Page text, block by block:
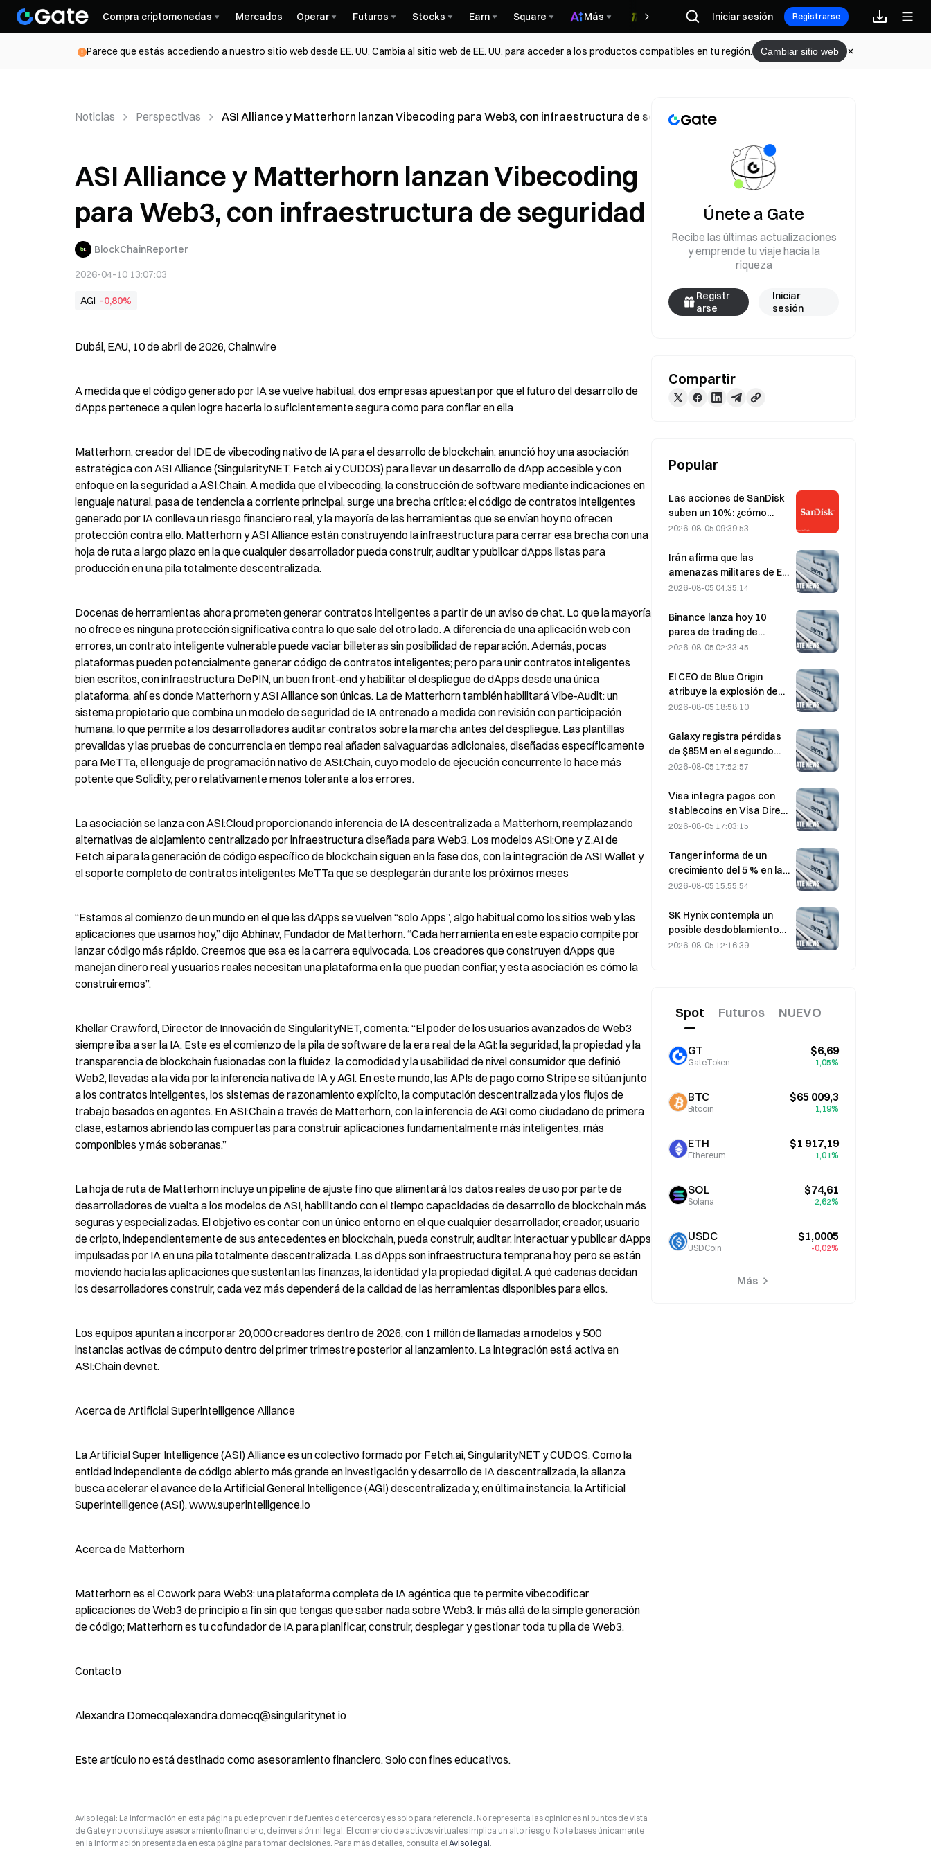
Compra criptomonedas Mercados Operar Futuros Stocks Earn Square Más Recompensas
Iniciar sesión Registrarse
Parece que estás accediendo a nuestro sitio web desde EE. UU. Cambia al sitio web de EE. UU. para acceder a los productos compatibles en tu región. Cambiar sitio web
Noticias Perspectivas ASI Alliance y Matterhorn lanzan Vibecoding para Web3, con infraestructura de seguridad
ASI Alliance y Matterhorn lanzan Vibecoding
para Web3, con infraestructura de seguridad
BlockChainReporter
2026-04-10 13:07:03
AGI -0,80%
Dubái, EAU, 10 de abril de 2026, Chainwire
A medida que el código generado por IA se vuelve habitual, dos empresas apuestan por que el futuro del desarrollo de
dApps pertenece a quien logre hacerla lo suficientemente segura como para confiar en ella
Matterhorn, creador del IDE de vibecoding nativo de IA para el desarrollo de blockchain, anunció hoy una asociación
estratégica con ASI Alliance (SingularityNET, Fetch.ai y CUDOS) para llevar un desarrollo de dApp accesible y con
enfoque en la seguridad a ASI:Chain. A medida que el vibecoding, la construcción de software mediante indicaciones en
lenguaje natural, pasa de tendencia a corriente principal, surge una brecha crítica: el código de contratos inteligentes
generado por IA conlleva un riesgo financiero real, y la mayoría de las herramientas que se envían hoy no ofrecen
protección contra ello. Matterhorn y ASI Alliance están construyendo la infraestructura para cerrar esa brecha con una
hoja de ruta a largo plazo en la que cualquier desarrollador pueda construir, auditar y publicar dApps listas para
producción en una pila totalmente descentralizada.
Docenas de herramientas ahora prometen generar contratos inteligentes a partir de un aviso de chat. Lo que la mayoría
no ofrece es ninguna protección significativa contra lo que sale del otro lado. A diferencia de una aplicación web con
errores, un contrato inteligente vulnerable puede vaciar billeteras sin posibilidad de reparación. Además, pocas
plataformas pueden potencialmente generar código de contratos inteligentes; pero para unir contratos inteligentes
bien escritos, con infraestructura DePIN, un buen front-end y habilitar el despliegue de dApps desde una única
plataforma, ahí es donde Matterhorn y ASI Alliance son únicas. La de Matterhorn también habilitará Vibe-Audit: un
sistema propietario que combina un modelo de seguridad de IA entrenado a medida con revisión con participación
humana, lo que permite a los desarrolladores auditar contratos sobre la marcha antes del despliegue. Las plantillas
prevalidas y las pruebas de concurrencia en tiempo real añaden salvaguardas adicionales, diseñadas específicamente
para MeTTa, el lenguaje de programación nativo de ASI:Chain, cuyo modelo de ejecución concurrente lo hace más
potente que Solidity, pero relativamente menos tolerante a los errores.
La asociación se lanza con ASI:Cloud proporcionando inferencia de IA descentralizada a Matterhorn, reemplazando
alternativas de alojamiento centralizado por infraestructura diseñada para Web3. Los modelos ASI:One y Z.AI de
Fetch.ai para la generación de código específico de blockchain siguen en la fase dos, con la integración de ASI Wallet y
el soporte completo de contratos inteligentes MeTTa que se desplegarán durante los próximos meses
“Estamos al comienzo de un mundo en el que las dApps se vuelven “solo Apps”, algo habitual como los sitios web y las
aplicaciones que usamos hoy,” dijo Abhinav, Fundador de Matterhorn. “Cada herramienta en este espacio compite por
lanzar código más rápido. Creemos que esa es la carrera equivocada. Los creadores que construyen dApps que
manejan dinero real y usuarios reales necesitan una plataforma en la que puedan confiar, y esta asociación es cómo la
construiremos”.
Khellar Crawford, Director de Innovación de SingularityNET, comenta: “El poder de los usuarios avanzados de Web3
siempre iba a ser la IA. Este es el comienzo de la pila de software de la era real de la AGI: la seguridad, la propiedad y la
transparencia de blockchain fusionadas con la fluidez, la comodidad y la usabilidad de nivel consumidor que definió
Web2, llevadas a la vida por la inferencia nativa de IA y AGI. En este mundo, las APIs de pago como Stripe se sitúan junto
a los contratos inteligentes, los sistemas de razonamiento explícito, la computación descentralizada y los flujos de
trabajo basados en agentes. En ASI:Chain a través de Matterhorn, con la inferencia de AGI como ciudadano de primera
clase, estamos abriendo las compuertas para construir aplicaciones fundamentalmente más inteligentes, más
componibles y más soberanas.”
La hoja de ruta de Matterhorn incluye un pipeline de ajuste fino que alimentará los datos reales de uso por parte de
desarrolladores de vuelta a los modelos de ASI, habilitando con el tiempo capacidades de desarrollo de blockchain más
seguras y especializadas. El objetivo es contar con un único entorno en el que cualquier desarrollador, creador, usuario
de cripto, independientemente de sus antecedentes en blockchain, pueda construir, auditar, interactuar y publicar dApps
impulsadas por IA en una pila totalmente descentralizada. Las dApps son infraestructura temprana hoy, pero se están
moviendo hacia las aplicaciones que sustentan las finanzas, la identidad y la propiedad digital. A qué cadenas decidan
los desarrolladores construir, cada vez más dependerá de la calidad de las herramientas disponibles para ellos.
Los equipos apuntan a incorporar 20,000 creadores dentro de 2026, con 1 millón de llamadas a modelos y 500
instancias activas de cómputo dentro del primer trimestre posterior al lanzamiento. La integración está activa en
ASI:Chain devnet.
Acerca de Artificial Superintelligence Alliance
La Artificial Super Intelligence (ASI) Alliance es un colectivo formado por Fetch.ai, SingularityNET y CUDOS. Como la
entidad independiente de código abierto más grande en investigación y desarrollo de IA descentralizada, la alianza
busca acelerar el avance de la Artificial General Intelligence (AGI) descentralizada y, en última instancia, la Artificial
Superintelligence (ASI). www.superintelligence.io
Acerca de Matterhorn
Matterhorn es el Cowork para Web3: una plataforma completa de IA agéntica que te permite vibecodificar
aplicaciones de Web3 de principio a fin sin que tengas que saber nada sobre Web3. Ir más allá de la simple generación
de código; Matterhorn es tu cofundador de IA para planificar, construir, desplegar y gestionar toda tu pila de Web3.
Contacto
Alexandra Domecqalexandra.domecq@singularitynet.io
Este artículo no está destinado como asesoramiento financiero. Solo con fines educativos.
Aviso legal: La información en esta página puede provenir de fuentes de terceros y es solo para referencia. No representa las opiniones ni puntos de vista
de Gate y no constituye asesoramiento financiero, de inversión ni legal. El comercio de activos virtuales implica un alto riesgo. No te bases únicamente
en la información presentada en esta página para tomar decisiones. Para más detalles, consulta el Aviso legal.
Únete a Gate
Recibe las últimas actualizaciones
y emprende tu viaje hacia la
riqueza
Registr
arse
Iniciar
sesión
Compartir
Popular
Las acciones de SanDisk
suben un 10%: ¿cómo
está iniciando HBF un
almacenamiento para la
IA y pueden los
resultados financieros
crecimiento?
2026-08-05 09:39:53
Irán afirma que las
amenazas militares de EE.
UU. retrasan el acuerdo
sobre el estrecho de
Ormuz
2026-08-05 04:35:14
Binance lanza hoy 10
pares de trading de
bStocks a las 20:00
de maker
2026-08-05 02:33:45
El CEO de Blue Origin
atribuye la explosión de
New Glenn en mayo a un
motor BE-4
2026-08-05 18:58:10
Galaxy registra pérdidas
de $85M en el segundo
trimestre de 2026; los
millones de dólares por
debajo de las previsiones
y las acciones caen un
2026-08-05 17:52:57
Visa integra pagos con
stablecoins en Visa Direct
mediante una alianza con
2026-08-05 17:03:15
Tanger informa de un
crecimiento del 5 % en las
ventas, impulsado por el
Mundo durante junio y
julio.
2026-08-05 15:55:54
SK Hynix contempla un
posible desdoblamiento
de acciones ante la
2026-08-05 12:16:39
Spot Futuros NUEVO
GT
GateToken
$6,69
1,05%
BTC
Bitcoin
$65 009,3
1,19%
ETH
Ethereum
$1 917,19
1,01%
SOL
Solana
$74,61
2,62%
USDC
USDCoin
$1,0005
-0,02%
Más